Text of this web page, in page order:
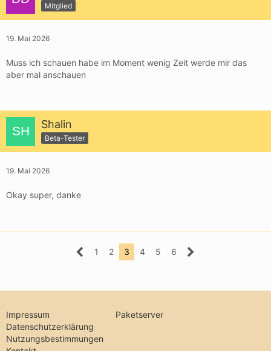
Mitglied
19. Mai 2026
Muss ich schauen habe im Moment wenig Zeit werde mir das
aber mal anschauen
Shalin
Beta-Tester
19. Mai 2026
Okay super, danke
1 2 3 4 5 6
Impressum
Datenschutzerklärung
Nutzungsbestimmungen
Paketserver